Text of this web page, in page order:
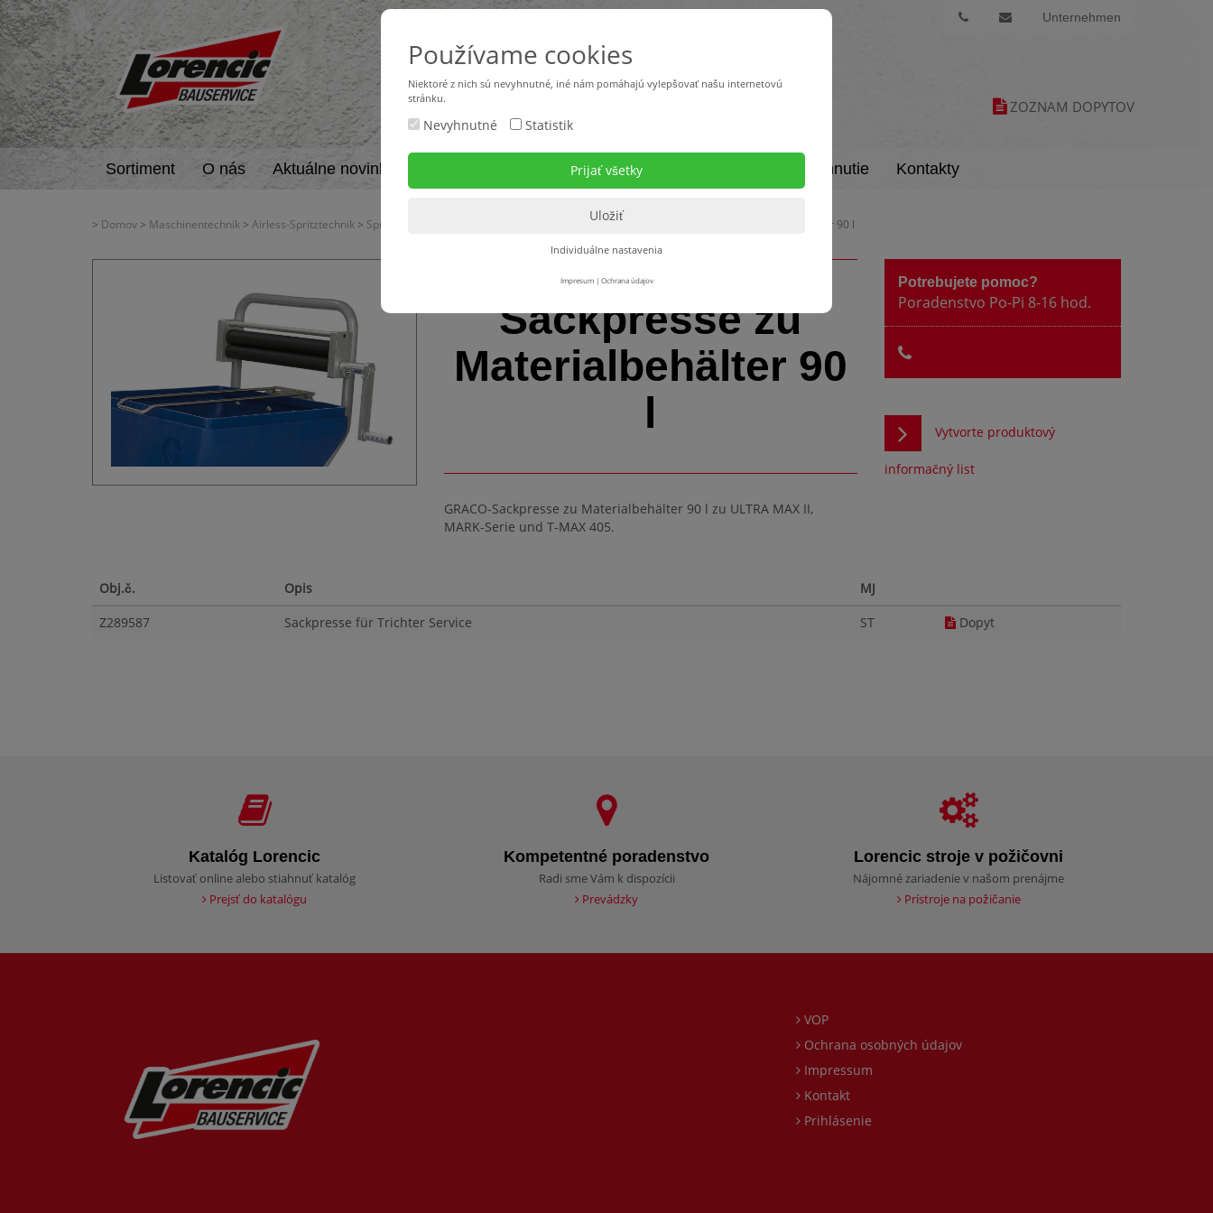
Unternehmen
ZOZNAM DOPYTOV
Sortiment O nás Aktuálne novinky Stroje v požičovni Na stiahnutie Kontakty
> Domov > Maschinentechnik > Airless-Spritztechnik > Spritzgeräte Zubehör Behälter - Sackpressen - Farbsäcke > Sackpresse zu Materialbehälter 90 l
Sackpresse zu
Materialbehälter 90
l
GRACO-Sackpresse zu Materialbehälter 90 l zu ULTRA MAX II,
MARK-Serie und T-MAX 405.
Potrebujete pomoc?
Poradenstvo Po-Pi 8-16 hod.
Vytvorte produktový
informačný list
Obj.č. Opis
MJ
Z289587
Sackpresse für Trichter Service ST Dopyt
Katalóg Lorencic
Listovať online alebo stiahnuť katalóg
Prejsť do katalógu
Kompetentné poradenstvo
Radi sme Vám k dispozícii
Prevádzky
Lorencic stroje v požičovni
Nájomné zariadenie v našom prenájme
Prístroje na požičanie
VOP
Ochrana osobných údajov
Impressum
Kontakt
Prihlásenie
Používame cookies
Niektoré z nich sú nevyhnutné, iné nám pomáhajú vylepšovať našu internetovú
stránku.
Nevyhnutné Statistik
Individuálne nastavenia
Impresum| Ochrana údajov